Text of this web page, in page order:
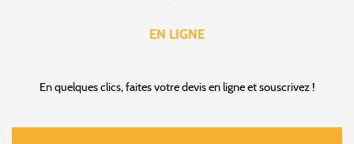
EN LIGNE
En quelques clics, faites votre devis en ligne et souscrivez !